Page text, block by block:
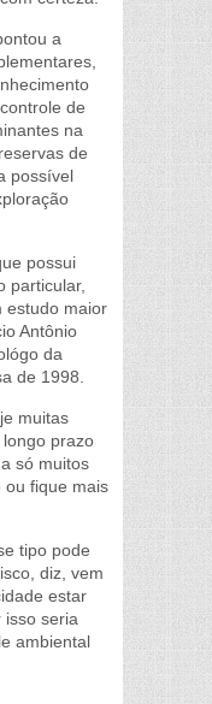
a
de
na
de
possível
possui
particular,
estudo maior
Antônio
da
de 1998.
muitas
prazo
só muitos
ou fique mais
tipo pode
diz, vem
estar
isso seria
ambiental